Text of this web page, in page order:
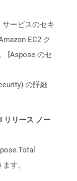
ービスのセキ
EC2 ク
[Aspose のセ
の詳細
リリース ノー
す。